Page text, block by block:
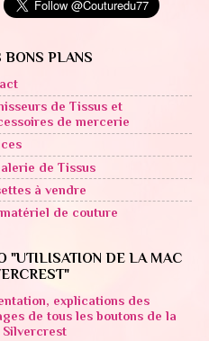
BONS PLANS
de Tissus et
de mercerie
de Tissus
à vendre
de couture
"UTILISATION DE LA MAC
explications des
de tous les boutons de la
Silvercrest